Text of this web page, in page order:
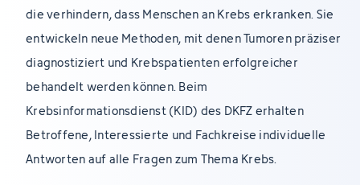
die verhindern, dass Menschen an Krebs erkranken. Sie
entwickeln neue Methoden, mit denen Tumoren präziser
diagnostiziert und Krebspatienten erfolgreicher
behandelt werden können. Beim
Krebsinformationsdienst (KID) des DKFZ erhalten
Betroffene, Interessierte und Fachkreise individuelle
Antworten auf alle Fragen zum Thema Krebs.